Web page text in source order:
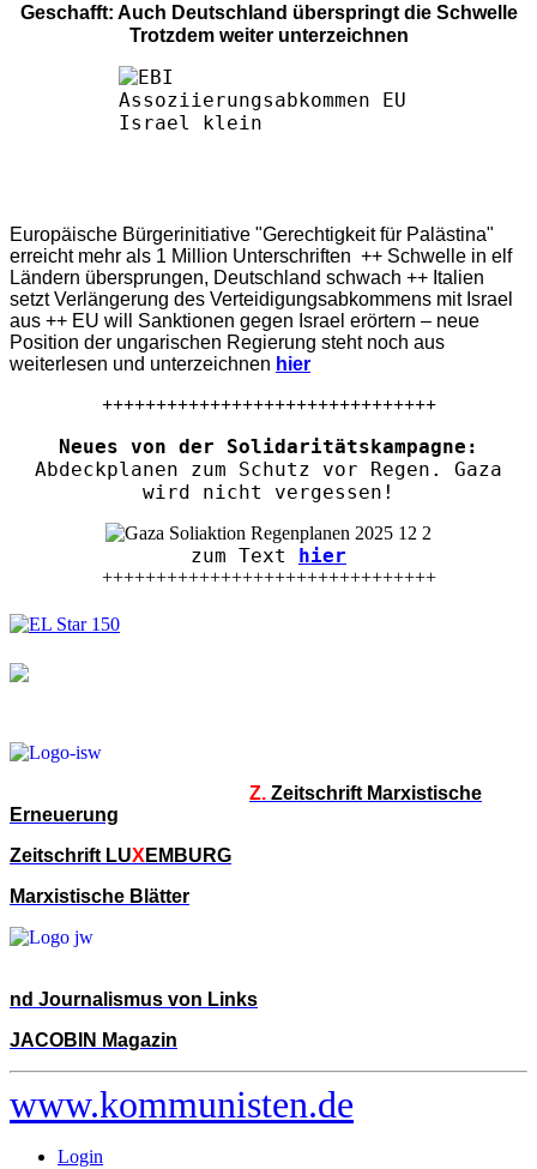
Geschafft: Auch Deutschland überspringt die Schwelle
Trotzdem weiter unterzeichnen
Europäische Bürgerinitiative "Gerechtigkeit für Palästina"
erreicht mehr als 1 Million Unterschriften ++ Schwelle in elf
Ländern übersprungen, Deutschland schwach ++ Italien
setzt Verlängerung des Verteidigungsabkommens mit Israel
aus ++ EU will Sanktionen gegen Israel erörtern – neue
Position der ungarischen Regierung steht noch aus
weiterlesen und unterzeichnen hier
+++++++++++++++++++++++++++++++
Neues von der Solidaritätskampagne:
Abdeckplanen zum Schutz vor Regen. Gaza
wird nicht vergessen!
zum Text hier
+++++++++++++++++++++++++++++++
Z. Zeitschrift Marxistische
Erneuerung
Zeitschrift LUX EMBURG
Marxistische Blätter
nd Journalismus von Links
JACOBIN Magazin
www.kommunisten.de
Login